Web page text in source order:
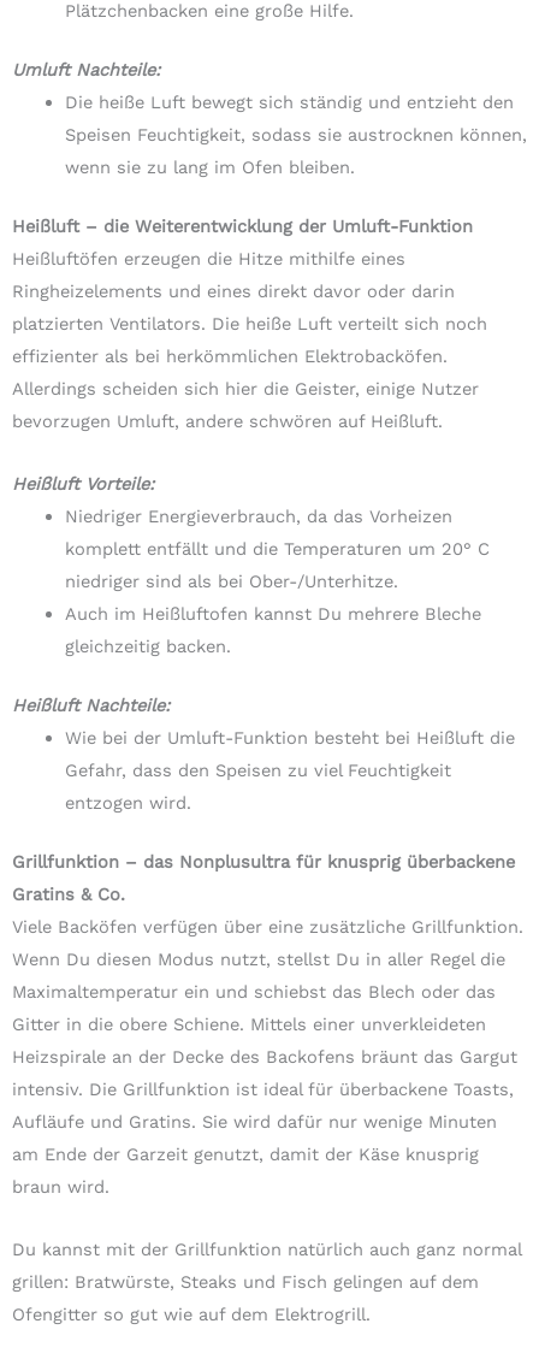
Plätzchenbacken eine große Hilfe.
Umluft Nachteile:
Die heiße Luft bewegt sich ständig und entzieht den
Speisen Feuchtigkeit, sodass sie austrocknen können,
wenn sie zu lang im Ofen bleiben.
Heißluft – die Weiterentwicklung der Umluft-Funktion
Heißluftöfen erzeugen die Hitze mithilfe eines
Ringheizelements und eines direkt davor oder darin
platzierten Ventilators. Die heiße Luft verteilt sich noch
effizienter als bei herkömmlichen Elektrobacköfen.
Allerdings scheiden sich hier die Geister, einige Nutzer
bevorzugen Umluft, andere schwören auf Heißluft.
Heißluft Vorteile:
Niedriger Energieverbrauch, da das Vorheizen
komplett entfällt und die Temperaturen um 20° C
niedriger sind als bei Ober-/Unterhitze.
Auch im Heißluftofen kannst Du mehrere Bleche
gleichzeitig backen.
Heißluft Nachteile:
Wie bei der Umluft-Funktion besteht bei Heißluft die
Gefahr, dass den Speisen zu viel Feuchtigkeit
entzogen wird.
Grillfunktion – das Nonplusultra für knusprig überbackene
Gratins & Co.
Viele Backöfen verfügen über eine zusätzliche Grillfunktion.
Wenn Du diesen Modus nutzt, stellst Du in aller Regel die
Maximaltemperatur ein und schiebst das Blech oder das
Gitter in die obere Schiene. Mittels einer unverkleideten
Heizspirale an der Decke des Backofens bräunt das Gargut
intensiv. Die Grillfunktion ist ideal für überbackene Toasts,
Aufläufe und Gratins. Sie wird dafür nur wenige Minuten
am Ende der Garzeit genutzt, damit der Käse knusprig
braun wird.
Du kannst mit der Grillfunktion natürlich auch ganz normal
grillen: Bratwürste, Steaks und Fisch gelingen auf dem
Ofengitter so gut wie auf dem Elektrogrill.